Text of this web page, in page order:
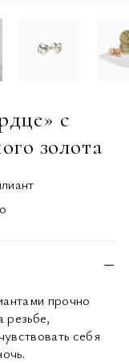
с
золота
прочно
резьбе,
себя